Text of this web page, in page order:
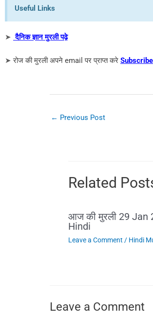
Useful Links
➤ दैनिक ज्ञान मुरली पढ़े
➤ रोज की मुरली अपने email पर प्राप्त करे
← Previous Post
Related
आज की मुरली 29 Jan
Hindi
Leave a Comment / Hindi
Leave a Comment